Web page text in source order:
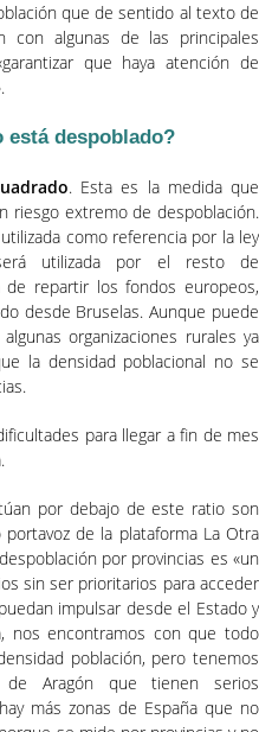
que de sentido al texto de
con algunas de las principales
que haya atención de
está despoblado?
. Esta es la medida que
riesgo extremo de despoblación.
como referencia por la ley
utilizada por el resto de
de repartir los fondos europeos,
desde Bruselas. Aunque puede
organizaciones rurales ya
la densidad poblacional no se
para llegar a fin de mes
por debajo de este ratio son
portavoz de la plataforma La Otra
por provincias es «un
sin ser prioritarios para acceder
impulsar desde el Estado y
nos encontramos con que todo
población, pero tenemos
de Aragón que tienen serios
más zonas de España que no